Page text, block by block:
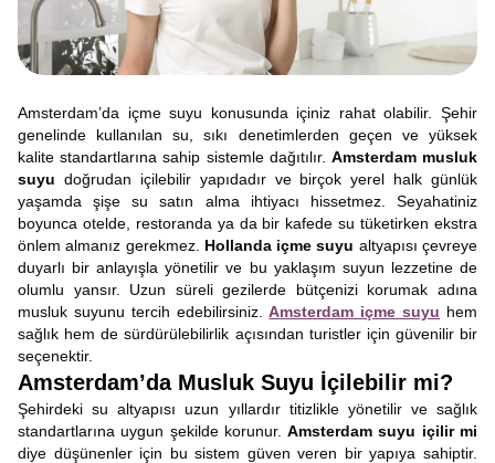
Amsterdam’da içme suyu konusunda içiniz rahat olabilir. Şehir
genelinde kullanılan su, sıkı denetimlerden geçen ve yüksek
kalite standartlarına sahip sistemle dağıtılır. Amsterdam musluk
suyu doğrudan içilebilir yapıdadır ve birçok yerel halk günlük
yaşamda şişe su satın alma ihtiyacı hissetmez. Seyahatiniz
boyunca otelde, restoranda ya da bir kafede su tüketirken ekstra
önlem almanız gerekmez. Hollanda içme suyu altyapısı çevreye
duyarlı bir anlayışla yönetilir ve bu yaklaşım suyun lezzetine de
olumlu yansır. Uzun süreli gezilerde bütçenizi korumak adına
musluk suyunu tercih edebilirsiniz.Amsterdam içme suyu hem
sağlık hem de sürdürülebilirlik açısından turistler için güvenilir bir
seçenektir.
Amsterdam’da Musluk Suyu İçilebilir mi?
Şehirdeki su altyapısı uzun yıllardır titizlikle yönetilir ve sağlık
standartlarına uygun şekilde korunur.Amsterdam suyu içilir mi
diye düşünenler için bu sistem güven veren bir yapıya sahiptir.